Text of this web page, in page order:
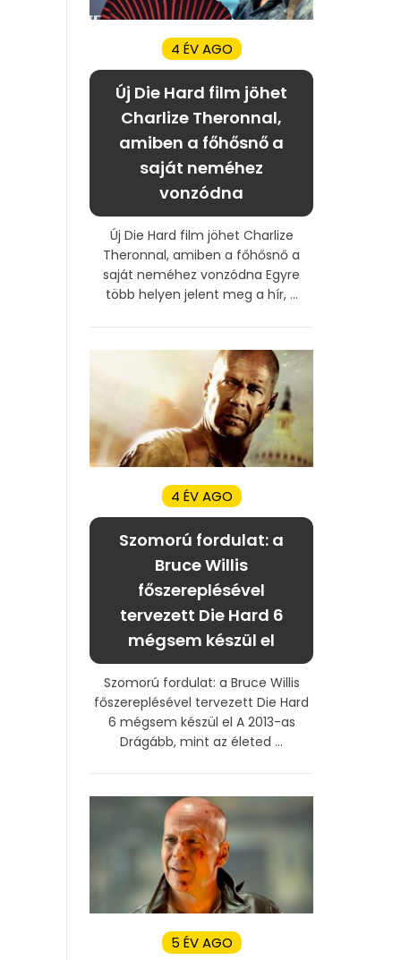
4 ÉV AGO
Új Die Hard film jöhet
Charlize Theronnal,
amiben a főhősnő a
saját neméhez
vonzódna
Új Die Hard film jöhet Charlize
Theronnal, amiben a főhősnő a
saját neméhez vonzódna Egyre
több helyen jelent meg a hír, ...
4 ÉV AGO
Szomorú fordulat: a
Bruce Willis
főszereplésével
tervezett Die Hard 6
mégsem készül el
Szomorú fordulat: a Bruce Willis
főszereplésével tervezett Die Hard
6 mégsem készül el A 2013-as
Drágább, mint az életed ...
5 ÉV AGO